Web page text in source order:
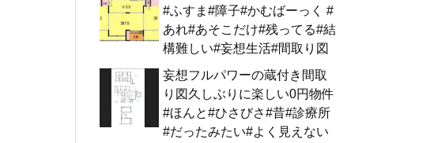
#ふすま#障子#かむばーっく #
あれ#あそこだけ#残ってる#結
構難しい#妄想生活#間取り図
妄想フルパワーの蔵付き間取
り図久しぶりに楽しい0円物件
#ほんと#ひさびさ#昔#診療所
#だったみたい#よく見えない